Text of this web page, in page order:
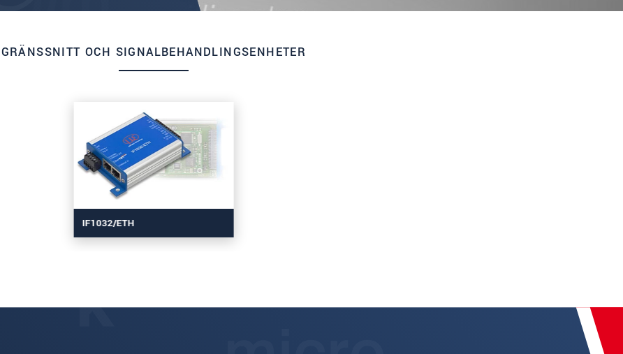
GRÄNSSNITT OCH SIGNALBEHANDLINGSENHETER
IF1032/ETH